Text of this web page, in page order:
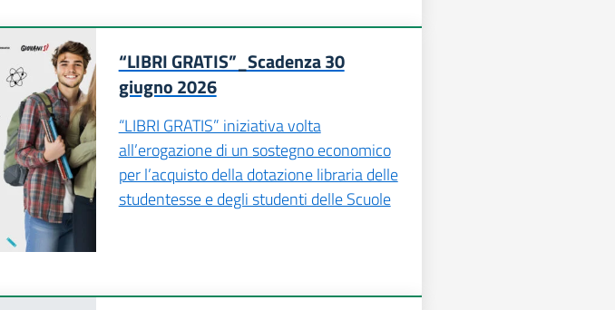
“LIBRI GRATIS”_Scadenza 30
giugno 2026
“LIBRI GRATIS” iniziativa volta
all’erogazione di un sostegno economico
per l’acquisto della dotazione libraria delle
studentesse e degli studenti delle Scuole